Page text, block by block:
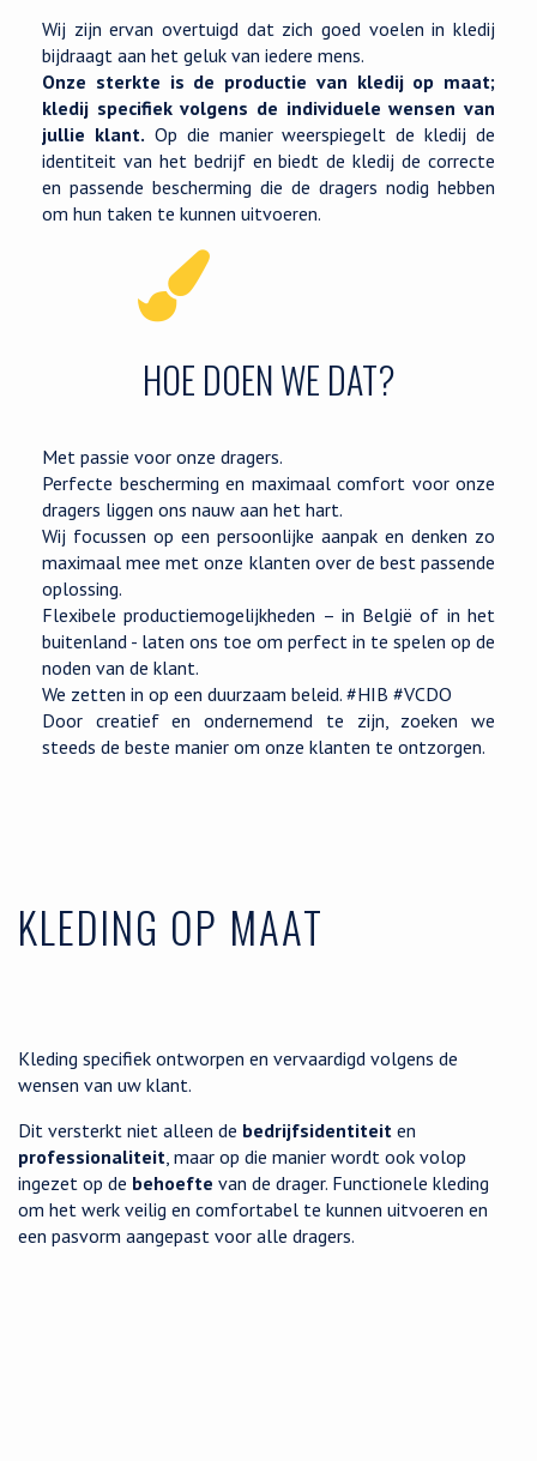
Wij zijn ervan overtuigd dat zich goed voelen in kledij
bijdraagt aan het geluk van iedere mens.
Onze sterkte is de productie van kledij op maat;
kledij specifiek volgens de individuele wensen van
jullie klant. Op die manier weerspiegelt de kledij de
identiteit van het bedrijf en biedt de kledij de correcte
en passende bescherming die de dragers nodig hebben
om hun taken te kunnen uitvoeren.
HOE DOEN WE DAT?
Met passie voor onze dragers.
Perfecte bescherming en maximaal comfort voor onze
dragers liggen ons nauw aan het hart.
Wij focussen op een persoonlijke aanpak en denken zo
maximaal mee met onze klanten over de best passende
oplossing.
Flexibele productiemogelijkheden – in België of in het
buitenland - laten ons toe om perfect in te spelen op de
noden van de klant.
We zetten in op een duurzaam beleid. #HIB #VCDO
Door creatief en ondernemend te zijn, zoeken we
steeds de beste manier om onze klanten te ontzorgen.
KLEDING OP MAAT
Kleding specifiek ontworpen en vervaardigd volgens de
wensen van uw klant.
Dit versterkt niet alleen de bedrijfsidentiteit en
professionaliteit, maar op die manier wordt ook volop
ingezet op de behoefte van de drager. Functionele kleding
om het werk veilig en comfortabel te kunnen uitvoeren en
een pasvorm aangepast voor alle dragers.